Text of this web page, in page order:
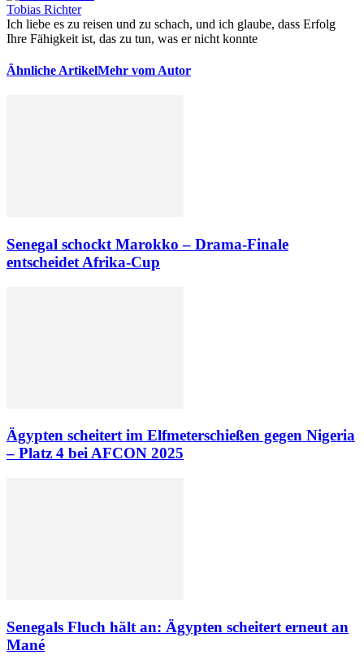
Tobias Richter
Ich liebe es zu reisen und zu schach, und ich glaube, dass Erfolg
Ihre Fähigkeit ist, das zu tun, was er nicht konnte
Ähnliche ArtikelMehr vom Autor
Senegal schockt Marokko – Drama-Finale
entscheidet Afrika-Cup
Ägypten scheitert im Elfmeterschießen gegen Nigeria
– Platz 4 bei AFCON 2025
Senegals Fluch hält an: Ägypten scheitert erneut an
Mané